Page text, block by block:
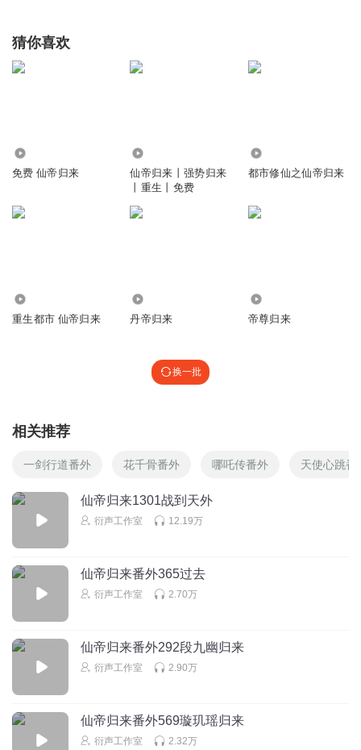
猜你喜欢
免费 仙帝归来
仙帝归来丨强势归来
丨重生丨免费
都市修仙之仙帝归来
重生都市 仙帝归来 丹帝归来 帝尊归来
换一批
相关推荐
一剑行道番外 花千骨番外 哪吒传番外 天使心跳番
仙帝归来1301战到天外
衍声工作室 12.19万
仙帝归来番外365过去
衍声工作室 2.70万
仙帝归来番外292段九幽归来
衍声工作室 2.90万
仙帝归来番外569璇玑瑶归来
衍声工作室 2.32万